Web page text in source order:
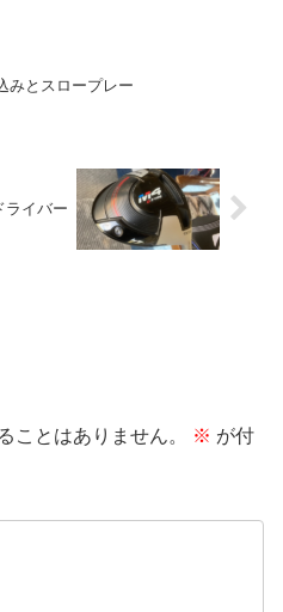
みとスロープレー
ライバー
ことはありません。 ※ が付